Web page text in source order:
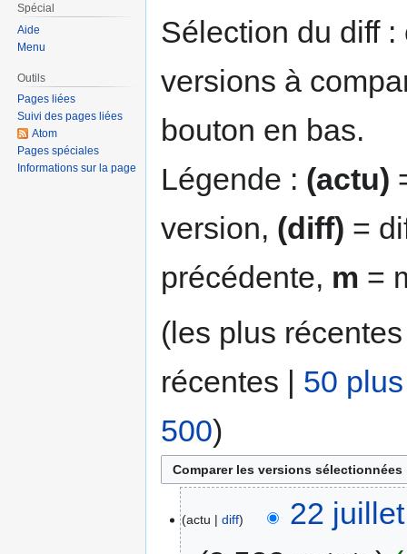
navigation
recherche
Sélection du diff
versions à
bouton en bas.
Légende : (actu)
version, (diff) =
précédente, m =
(les plus
récentes | 50
500)
actu diff
22
Spécial
Aide
Menu
Outils
Pages liées
Suivi des pages liées
Atom
Pages spéciales
Informations sur la page